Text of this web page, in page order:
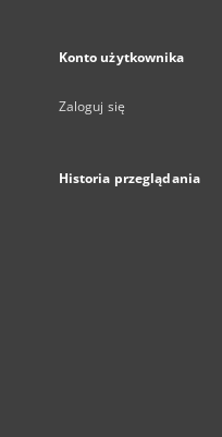
Konto użytkownika
Zaloguj się
Historia przeglądania